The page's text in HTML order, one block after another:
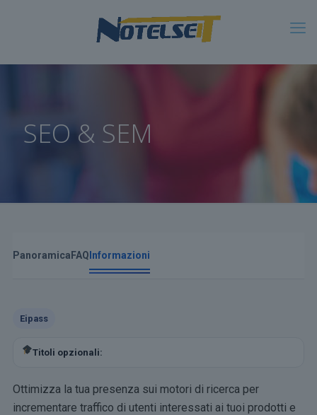
SEO & SEM
Panoramica FAQ Informazioni
Eipass
Titoli opzionali:
Ottimizza la tua presenza sui motori di ricerca per
incrementare traffico di utenti interessati ai tuoi prodotti e